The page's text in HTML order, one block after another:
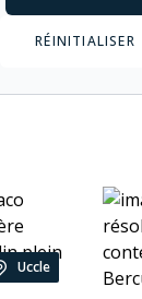
RÉINITIALISER
Uccle